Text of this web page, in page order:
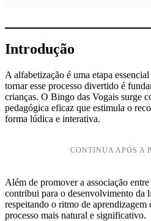
Introdução
A alfabetização é uma etapa
tornar esse processo divertido é
crianças. O Bingo das Vogais surge
pedagógica eficaz que estimula o
forma lúdica e interativa.
CONTINUA APÓS A
Além de promover a associação
contribui para o desenvolvimento da
respeitando o ritmo de aprendizagem
processo mais natural e significativo.